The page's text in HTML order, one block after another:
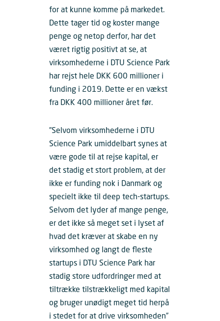
for at kunne komme på markedet.
Dette tager tid og koster mange
penge og netop derfor, har det
været rigtig positivt at se, at
virksomhederne i DTU Science Park
har rejst hele DKK 600 millioner i
funding i 2019. Dette er en vækst
fra DKK 400 millioner året før.
”Selvom virksomhederne i DTU
Science Park umiddelbart synes at
være gode til at rejse kapital, er
det stadig et stort problem, at der
ikke er funding nok i Danmark og
specielt ikke til deep tech-startups.
Selvom det lyder af mange penge,
er det ikke så meget set i lyset af
hvad det kræver at skabe en ny
virksomhed og langt de fleste
startups i DTU Science Park har
stadig store udfordringer med at
tiltrække tilstrækkeligt med kapital
og bruger unødigt meget tid herpå
i stedet for at drive virksomheden”